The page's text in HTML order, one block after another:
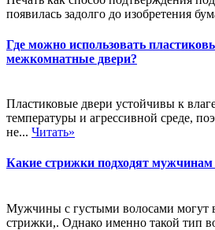
появилась задолго до изобретения
Где можно использовать
межкомнатные двери?
Пластиковые двери устойчивы к
температуры и агрессивной среде,
не... Читать»
Какие стрижки подходят
Мужчины с густыми волосами могут
стрижки,. Однако именно такой тип